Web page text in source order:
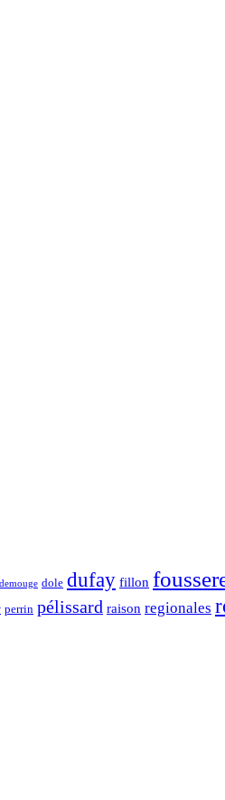
demouge dole dufay fillon
perrin pélissard raison regionales